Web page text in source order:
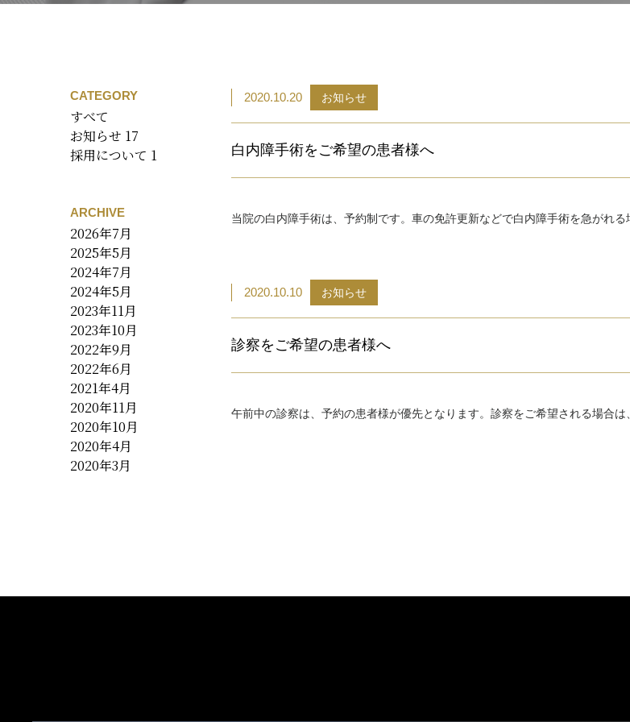
CATEGORY
すべて
お知らせ 17
採用について 1
ARCHIVE
2026年7月
2025年5月
2024年7月
2024年5月
2023年11月
2023年10月
2022年9月
2022年6月
2021年4月
2020年11月
2020年10月
2020年4月
2020年3月
2020.10.20 お知らせ
白内障手術をご希望の患者様へ
当院の白内障手術は、予約制です。 車の免許更新などで白内障手術を急がれる
2020.10.10 お知らせ
診察をご希望の患者様へ
午前中の診察は、予約の患者様が優先となります。 診察をご希望される場合は、